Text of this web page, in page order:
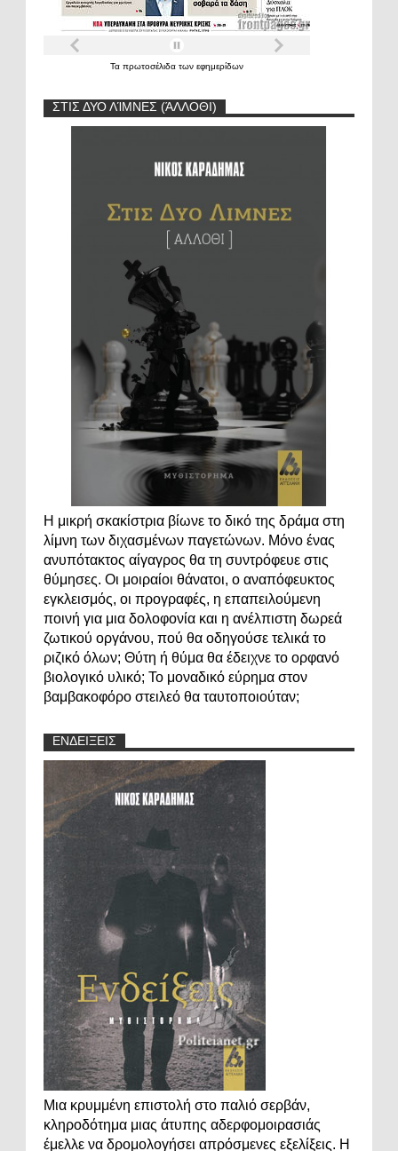
Τα πρωτοσέλιδα των εφημερίδων
ΣΤΙΣ ΔΥΟ ΛΊΜΝΕΣ (ΆΛΛΟΘΙ)
Η μικρή σκακίστρια βίωνε το δικό της δράμα στη
λίμνη των διχασμένων παγετώνων. Μόνο ένας
ανυπότακτος αίγαγρος θα τη συντρόφευε στις
θύμησες. Οι μοιραίοι θάνατοι, ο αναπόφευκτος
εγκλεισμός, οι προγραφές, η επαπειλούμενη
ποινή για μια δολοφονία και η ανέλπιστη δωρεά
ζωτικού οργάνου, πού θα οδηγούσε τελικά το
ριζικό όλων; Θύτη ή θύμα θα έδειχνε το ορφανό
βιολογικό υλικό; Το μοναδικό εύρημα στον
βαμβακοφόρο στειλεό θα ταυτοποιούταν;
ΕΝΔΕΙΞΕΙΣ
Μια κρυμμένη επιστολή στο παλιό σερβάν,
κληροδότημα μιας άτυπης αδερφομοιρασιάς
έμελλε να δρομολογήσει απρόσμενες εξελίξεις. Η